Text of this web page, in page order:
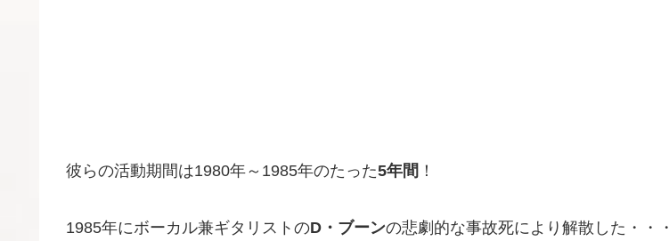
彼らの活動期間は1980年～1985年のたった5年間 ！
1985年にボーカル兼ギタリストのD・ブーンの悲劇的な事故死により解散した・・・